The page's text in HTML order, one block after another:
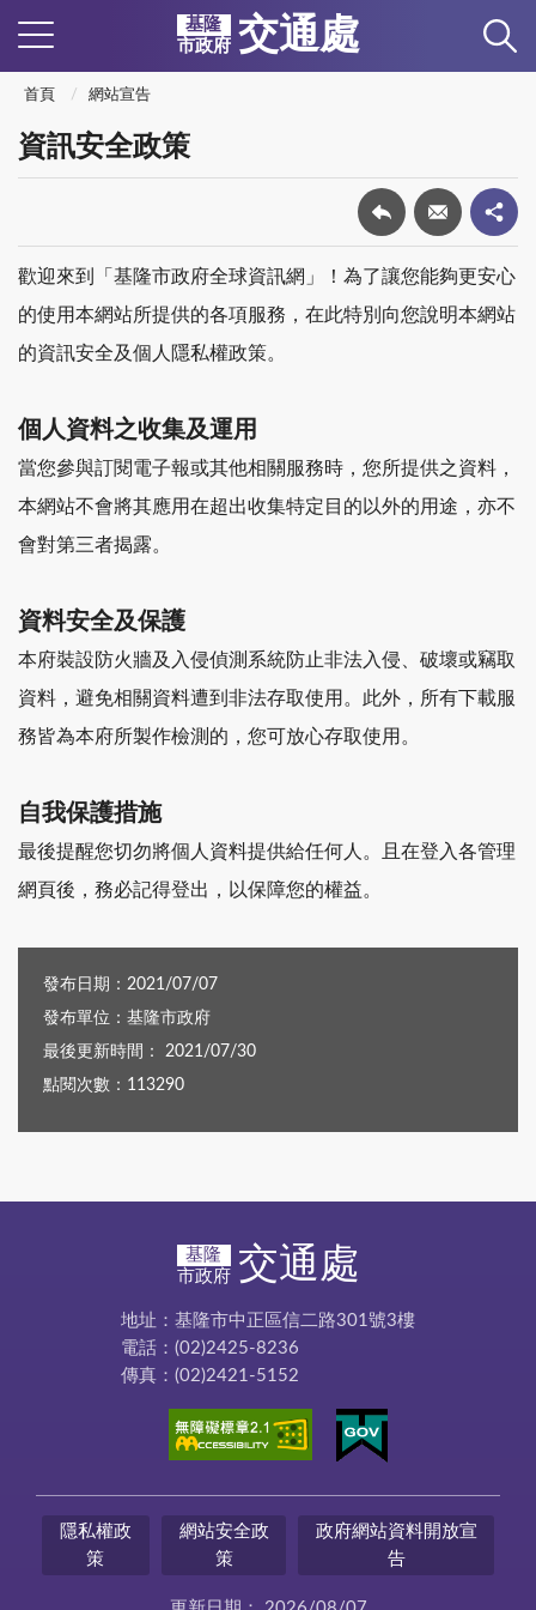
基隆
市政府 交通處
首頁 網站宣告
資訊安全政策
歡迎來到「基隆市政府全球資訊網」！為了讓您能夠更安心
的使用本網站所提供的各項服務，在此特別向您說明本網站
的資訊安全及個人隱私權政策。
個人資料之收集及運用
當您參與訂閱電子報或其他相關服務時，您所提供之資料，
本網站不會將其應用在超出收集特定目的以外的用途，亦不
會對第三者揭露。
資料安全及保護
本府裝設防火牆及入侵偵測系統防止非法入侵、破壞或竊取
資料，避免相關資料遭到非法存取使用。此外，所有下載服
務皆為本府所製作檢測的，您可放心存取使用。
自我保護措施
最後提醒您切勿將個人資料提供給任何人。且在登入各管理
網頁後，務必記得登出，以保障您的權益。
發布日期：2021/07/07
發布單位：基隆市政府
最後更新時間： 2021/07/30
點閱次數：113290
基隆
市政府 交通處
地址：基隆市中正區信二路301號3樓
電話：(02)2425-8236
傳真：(02)2421-5152
隱私權政
策
網站安全政
策
政府網站資料開放宣
告